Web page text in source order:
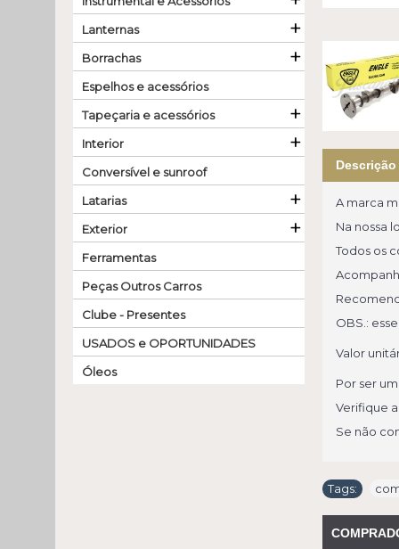
Lanternas +
Borrachas +
Espelhos e acessórios
Tapeçaria e acessórios
+
Interior +
Conversível e sunroof
Latarias
+
Exterior +
Ferramentas
Peças Outros Carros
Clube - Presentes
USADOS e OPORTUNIDADES
Óleos
Descrição
A marca
Na nossa
Todos os
OBS.:
Valor
Por ser
Verifique
Se não
Tags: